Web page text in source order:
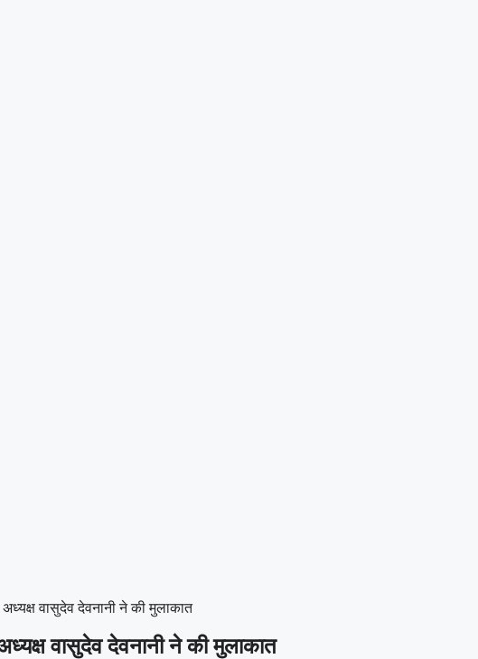
वासुदेव देवनानी ने की मुलाकात
वासुदेव देवनानी ने की मुलाकात